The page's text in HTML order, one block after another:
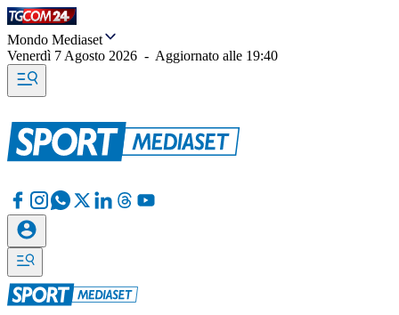
Mondo Mediaset
Venerdì 7 Agosto 2026 - Aggiornato alle 19:40